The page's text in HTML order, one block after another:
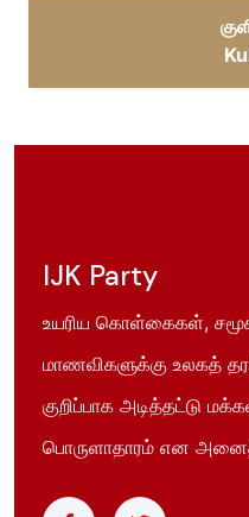
IJK Party
உயரிய கொள்கைகள்,
மாணவிகளுக்கு உலகத்
குறிப்பாக அடித்தட்டு
பொருளாதாரம் என